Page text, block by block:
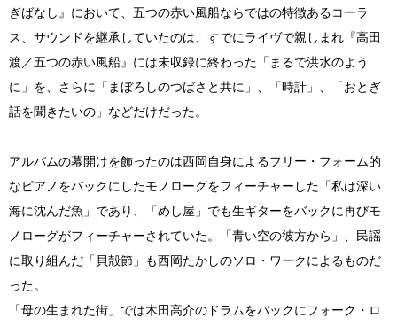
ぎばなし』において、五つの赤い風船ならではの特徴あるコーラ
ス、サウンドを継承していたのは、すでにライヴで親しまれ『高田
渡／五つの赤い風船』には未収録に終わった「まるで洪水のよう
に」を、さらに「まぼろしのつばさと共に」、「時計」、「おとぎ
話を聞きたいの」などだけだった。
アルバムの幕開けを飾ったのは西岡自身によるフリー・フォーム的
なピアノをバックにしたモノローグをフィーチャーした「私は深い
海に沈んだ魚」であり、「めし屋」でも生ギターをバックに再びモ
ノローグがフィーチャーされていた。「青い空の彼方から」、民謡
に取り組んだ「貝殻節」も西岡たかしのソロ・ワークによるものだ
った。
「母の生まれた街」では木田高介のドラムをバックにフォーク・ロ